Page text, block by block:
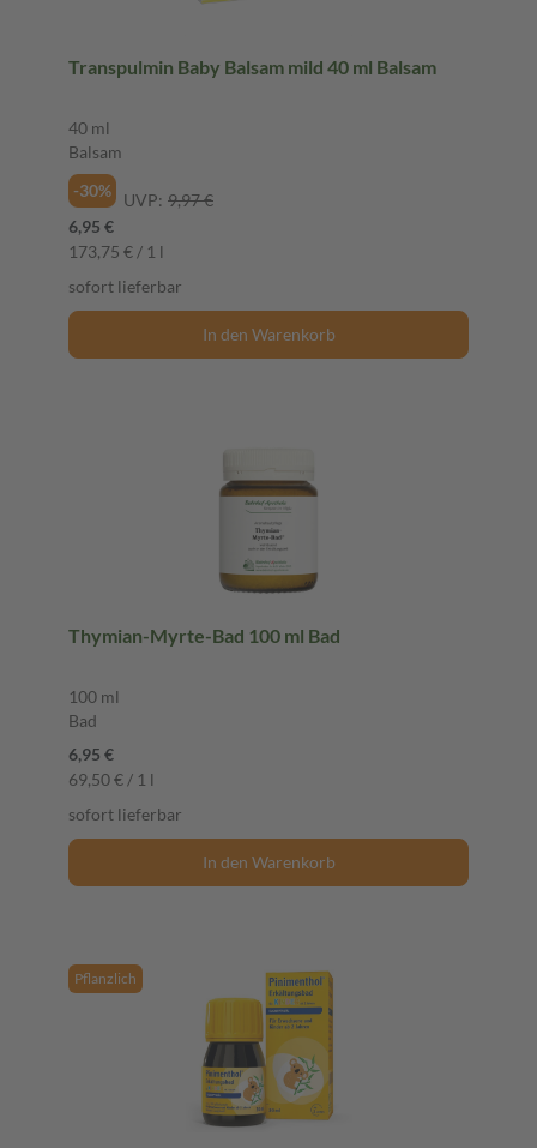
Transpulmin Baby Balsam mild 40 ml Balsam
40 ml
Balsam
-30%
UVP: 9,97 €
6,95 €
173,75 € / 1 l
sofort lieferbar
In den Warenkorb
Thymian-Myrte-Bad 100 ml Bad
100 ml
Bad
6,95 €
69,50 € / 1 l
sofort lieferbar
In den Warenkorb
Pflanzlich